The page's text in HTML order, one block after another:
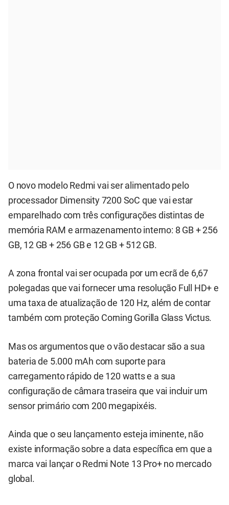
O novo modelo Redmi vai ser alimentado pelo
processador Dimensity 7200 SoC que vai estar
emparelhado com três configurações distintas de
memória RAM e armazenamento interno: 8 GB + 256
GB, 12 GB + 256 GB e 12 GB + 512 GB.
A zona frontal vai ser ocupada por um ecrã de 6,67
polegadas que vai fornecer uma resolução Full HD+ e
uma taxa de atualização de 120 Hz, além de contar
também com proteção Corning Gorilla Glass Victus.
Mas os argumentos que o vão destacar são a sua
bateria de 5.000 mAh com suporte para
carregamento rápido de 120 watts e a sua
configuração de câmara traseira que vai incluir um
sensor primário com 200 megapixéis.
Ainda que o seu lançamento esteja iminente, não
existe informação sobre a data específica em que a
marca vai lançar o Redmi Note 13 Pro+ no mercado
global.